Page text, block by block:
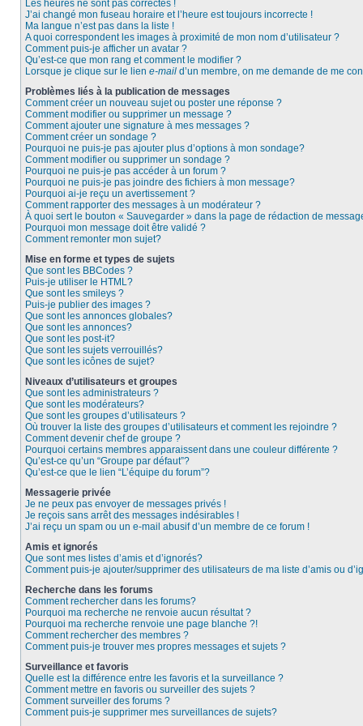
Les heures ne sont pas correctes !
J’ai changé mon fuseau horaire et l’heure est toujours incorrecte !
Ma langue n’est pas dans la liste !
A quoi correspondent les images à proximité de mon nom d’utilisateur ?
Comment puis-je afficher un avatar ?
Qu’est-ce que mon rang et comment le modifier ?
Lorsque je clique sur le lien e-mail d’un membre, on me demande de me
Problèmes liés à la publication de messages
Comment créer un nouveau sujet ou poster une réponse ?
Comment modifier ou supprimer un message ?
Comment ajouter une signature à mes messages ?
Comment créer un sondage ?
Pourquoi ne puis-je pas ajouter plus d’options à mon sondage?
Comment modifier ou supprimer un sondage ?
Pourquoi ne puis-je pas accéder à un forum ?
Pourquoi ne puis-je pas joindre des fichiers à mon message?
Pourquoi ai-je reçu un avertissement ?
Comment rapporter des messages à un modérateur ?
À quoi sert le bouton « Sauvegarder » dans la page de rédaction de
Pourquoi mon message doit être validé ?
Comment remonter mon sujet?
Mise en forme et types de sujets
Que sont les BBCodes ?
Puis-je utiliser le HTML?
Que sont les smileys ?
Puis-je publier des images ?
Que sont les annonces globales?
Que sont les annonces?
Que sont les post-it?
Que sont les sujets verrouillés?
Que sont les icônes de sujet?
Niveaux d’utilisateurs et groupes
Que sont les administrateurs ?
Que sont les modérateurs?
Que sont les groupes d’utilisateurs ?
Où trouver la liste des groupes d’utilisateurs et comment les rejoindre ?
Comment devenir chef de groupe ?
Pourquoi certains membres apparaissent dans une couleur différente ?
Qu’est-ce qu’un “Groupe par défaut”?
Qu’est-ce que le lien “L’équipe du forum”?
Messagerie privée
Je ne peux pas envoyer de messages privés !
Je reçois sans arrêt des messages indésirables !
J’ai reçu un spam ou un e-mail abusif d’un membre de ce forum !
Amis et ignorés
Que sont mes listes d’amis et d’ignorés?
Comment puis-je ajouter/supprimer des utilisateurs de ma liste d’amis ou
Recherche dans les forums
Comment rechercher dans les forums?
Pourquoi ma recherche ne renvoie aucun résultat ?
Pourquoi ma recherche renvoie une page blanche ?!
Comment rechercher des membres ?
Comment puis-je trouver mes propres messages et sujets ?
Surveillance et favoris
Quelle est la différence entre les favoris et la surveillance ?
Comment mettre en favoris ou surveiller des sujets ?
Comment surveiller des forums ?
Comment puis-je supprimer mes surveillances de sujets?